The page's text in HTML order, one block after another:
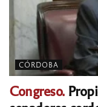
CÓRDOBA
Congreso.